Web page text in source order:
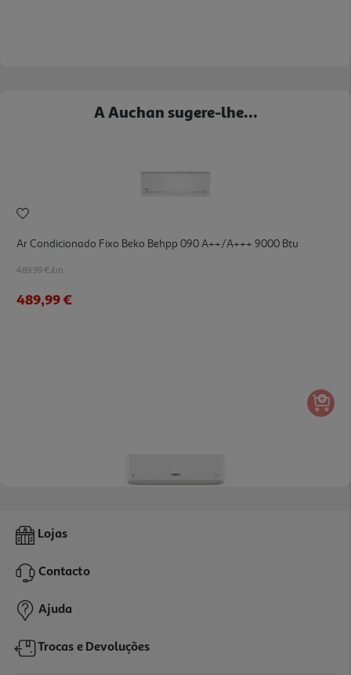
A Auchan sugere-lhe...
Ar Condicionado Fixo Beko Behpp 090 A++/a+++ 9000 Btu
489.99 €/un
489,99 €
Ar Condicionado Whirlpool Spicr309wf Inverter 9000 Btu
419,99 €
Lojas
Contacto
Ajuda
Trocas e Devoluções